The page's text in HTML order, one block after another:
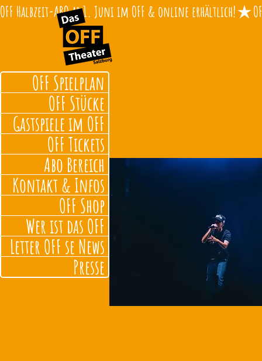
OFF Halbzeit-ABO ab 1. Juni im OFF & online erhältlich!
OFF Spielplan
OFF Stücke
Gastspiele im OFF
OFF Tickets
Abo Bereich
Kontakt & Infos
OFF Shop
Wer ist das OFF
Letter OFF se News
Presse